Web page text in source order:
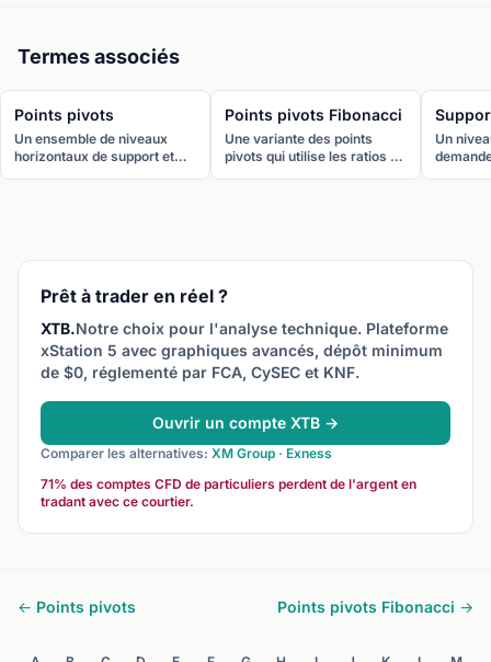
Termes associés
Points pivots
Un ensemble de niveaux
horizontaux de support et
identifie les points de
Points pivots Fibonacci
Une variante des points
pivots qui utilise les ratios de
retracements de Fibonacci
Un
sur le
Prêt à trader en réel ?
XTB.Notre choix pour l'analyse technique. Plateforme
xStation 5 avec graphiques avancés, dépôt minimum
de $0, réglementé par FCA, CySEC et KNF.
Ouvrir un compte XTB →
Comparer les alternatives: XM Group · Exness
71% des comptes CFD de particuliers perdent de l'argent en
tradant avec ce courtier.
← Points pivots Points pivots Fibonacci →